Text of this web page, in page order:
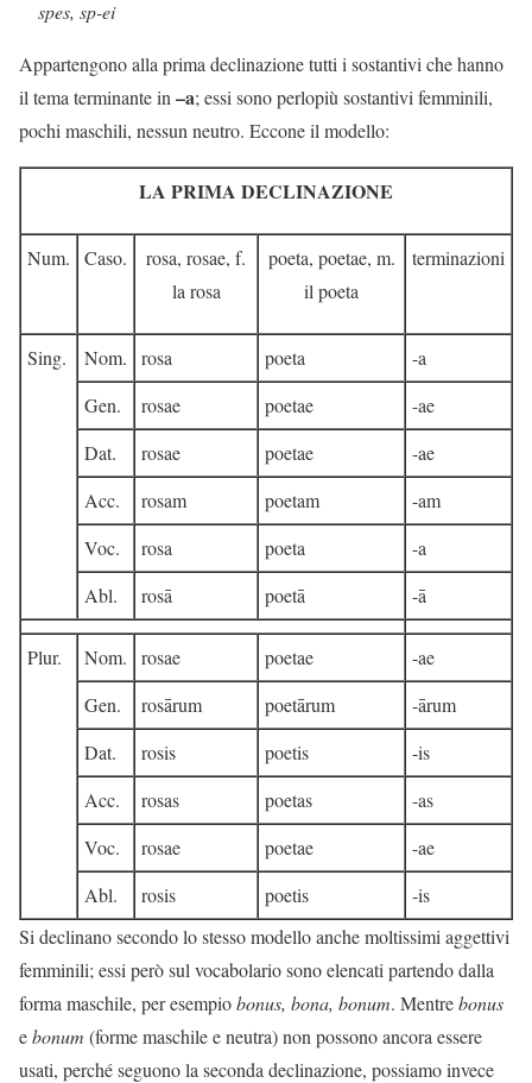
spes, sp-ei
Appartengono alla prima declinazione tutti i sostantivi che hanno
il tema terminante in –a; essi sono perlopiù sostantivi femminili,
pochi maschili, nessun neutro. Eccone il modello:
LA PRIMA DECLINAZIONE
Num. Caso.
rosa, rosae, f.
la rosa
poeta, poetae, m.
il poeta
terminazioni
Sing. Nom. rosa poeta
-a
Gen.
rosae poetae
-ae
Dat.
rosae poetae
-ae
Acc.
rosam poetam
-am
Voc.
rosa poeta
-a
Abl.
rosā poetā -ā
Plur. Nom. rosae poetae
-ae
Gen.
rosārum poetārum
-ārum
Dat.
rosis poetis
-is
Acc.
rosas poetas
-as
Voc.
rosae poetae
-ae
Abl.
rosis poetis
-is
Si declinano secondo lo stesso modello anche moltissimi aggettivi
femminili; essi però sul vocabolario sono elencati partendo dalla
forma maschile, per esempiobonus, bona, bonum. Mentrebonus
ebonum (forme maschile e neutra) non possono ancora essere
usati, perché seguono la seconda declinazione, possiamo invece